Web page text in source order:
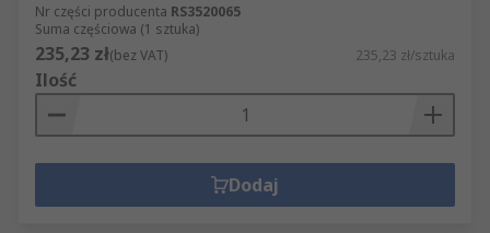
Nr części producenta RS3520065
Suma częściowa (1 sztuka)
235,23 zł(bez VAT) 235,23 zł/sztuka
Ilość
Dodaj